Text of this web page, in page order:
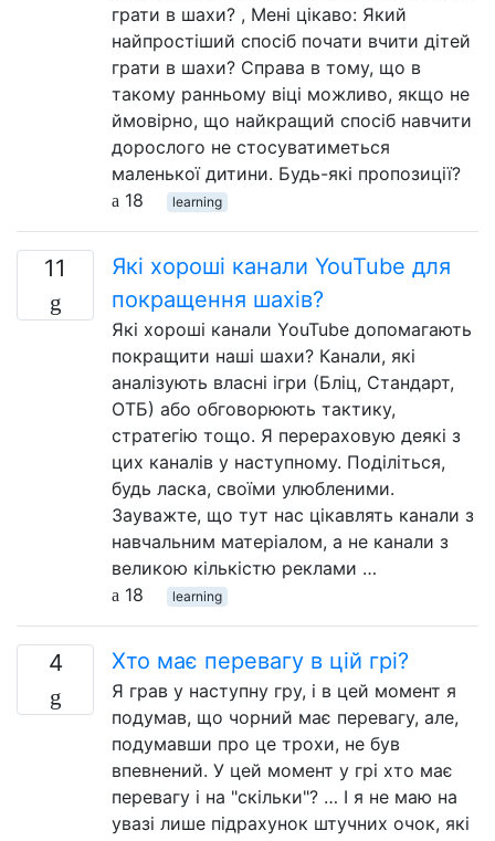
грати в шахи? , Мені цікаво: Який
найпростіший спосіб почати вчити дітей
грати в шахи? Справа в тому, що в
такому ранньому віці можливо, якщо не
ймовірно, що найкращий спосіб навчити
дорослого не стосуватиметься
маленької дитини. Будь-які пропозиції?
18
learning
11
Які хороші канали YouTube для
покращення шахів?
Які хороші канали YouTube допомагають
покращити наші шахи? Канали, які
аналізують власні ігри (Бліц, Стандарт,
ОТБ) або обговорюють тактику,
стратегію тощо. Я перераховую деякі з
цих каналів у наступному. Поділіться,
будь ласка, своїми улюбленими.
Зауважте, що тут нас цікавлять канали з
навчальним матеріалом, а не канали з
великою кількістю реклами …
18
learning
4 Хто має перевагу в цій грі?
Я грав у наступну гру, і в цей момент я
подумав, що чорний має перевагу, але,
подумавши про це трохи, не був
впевнений. У цей момент у грі хто має
перевагу і на "скільки"? … І я не маю на
увазі лише підрахунок штучних очок, які